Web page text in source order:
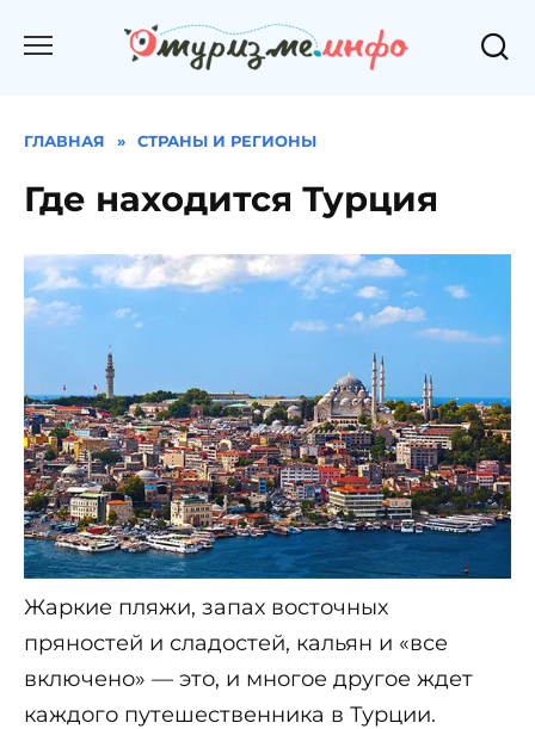
ГЛАВНАЯ » СТРАНЫ И РЕГИОНЫ
Где находится Турция
Жаркие пляжи, запах восточных
пряностей и сладостей, кальян и «все
включено» — это, и многое другое ждет
каждого путешественника в Турции.